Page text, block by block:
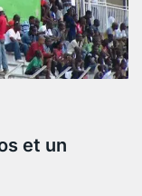
et un